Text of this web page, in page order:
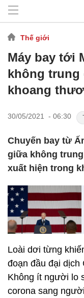
Thế giới
Máy bay tới
không trung
khoang
30/05/2021 - 06:30
Chuyến bay từ
giữa không
xuất hiện trong
Loài dơi từng
đoạn đầu đại dịch
Không ít người lo
corona sang